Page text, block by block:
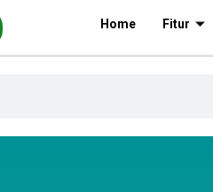
Home Fitur